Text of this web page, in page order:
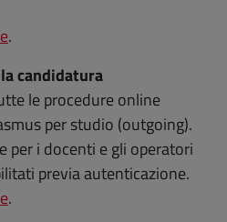
.
candidatura
le procedure online
per studio (outgoing).
per i docenti e gli operatori
previa autenticazione.
.